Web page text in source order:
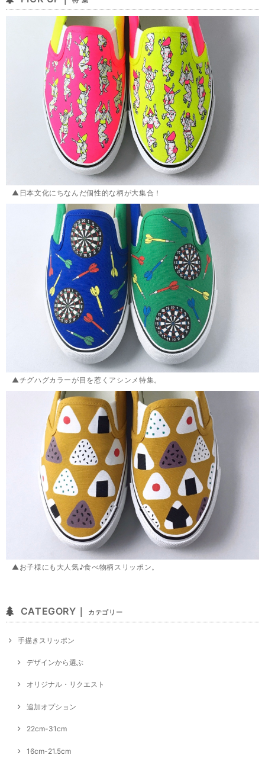
▲日本文化にちなんだ個性的な柄が大集合！
▲チグハグカラーが目を惹くアシンメ特集。
▲お子様にも大人気♪食べ物柄スリッポン。
CATEGORY｜ カテゴリー
手描きスリッポン
デザインから選ぶ
オリジナル・リクエスト
追加オプション
22cm-31cm
16cm-21.5cm